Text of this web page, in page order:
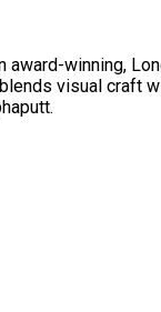
award-winning,
visual